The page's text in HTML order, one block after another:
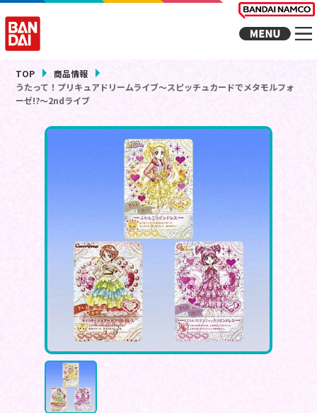
TOP
商品情報
うたって！プリキュアドリームライブ～スピッチュカードでメタモルフォ
ーゼ!?～2ndライブ